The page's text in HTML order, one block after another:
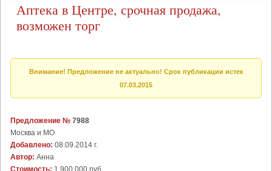
Аптека в Центре, срочная продажа,
возможен торг
Внимание! Предложение не актуально! Срок публикации истек
07.03.2015
Предложение № 7988
Москва и МО
Добавлено: 08.09.2014 г.
Автор: Анна
Стоимость: 1 900 000 руб.